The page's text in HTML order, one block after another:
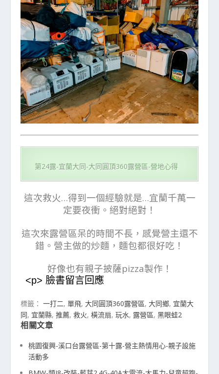
第24露-宜蘭大同-大同圓頂360露營區-營地心得
這次救火…得到一個經驗就是…宜蘭千萬一
定要夜衝。絕對絕對！
這次來露營區呆的時間不長，感覺營主還不
錯。營主做的炒麵，麵包都很好吃！
好像也有親子披薩pizza製作！
<p> 臉書留言回應
標籤：一打二,單飛,大同圓頂360露營區,大同鄉, 宜蘭大
同, 宜蘭縣,推薦,救火,橫流扇,玩水, 露營區,黑眼蛙2
相關文章
桃園復興-溪口台露營區-第十露-營主熱情用心-親子設施
活動多